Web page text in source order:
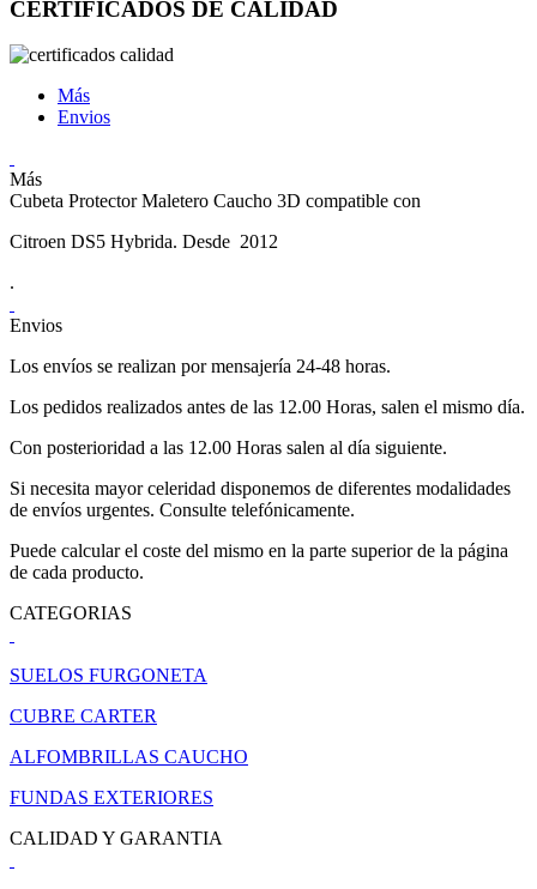
CERTIFICADOS DE CALIDAD
Más
Envios
Más
Cubeta Protector Maletero Caucho 3D compatible con
Citroen DS5 Hybrida. Desde 2012
.
Envios
Los envíos se realizan por mensajería 24-48 horas.
Los pedidos realizados antes de las 12.00 Horas, salen el mismo día.
Con posterioridad a las 12.00 Horas salen al día siguiente.
Si necesita mayor celeridad disponemos de diferentes modalidades
de envíos urgentes. Consulte telefónicamente.
Puede calcular el coste del mismo en la parte superior de la página
de cada producto.
CATEGORIAS
SUELOS FURGONETA
CUBRE CARTER
ALFOMBRILLAS CAUCHO
FUNDAS EXTERIORES
CALIDAD Y GARANTIA